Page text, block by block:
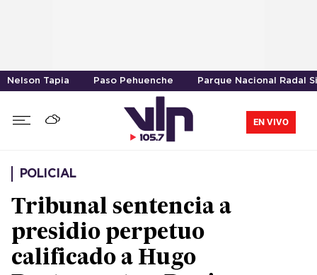
Nelson Tapia Paso Pehuenche Parque Nacional Radal
EN VIVO
POLICIAL
Tribunal sentencia a
presidio perpetuo
calificado a Hugo